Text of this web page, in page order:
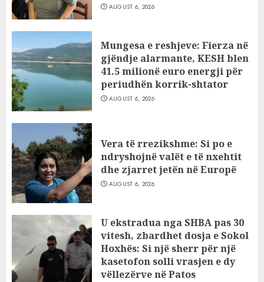
AUGUST 6, 2026
Mungesa e reshjeve: Fierza në
gjëndje alarmante, KESH blen
41.5 milionë euro energji për
periudhën korrik-shtator
AUGUST 6, 2026
Vera të rrezikshme: Si po e
ndryshojnë valët e të nxehtit
dhe zjarret jetën në Europë
AUGUST 6, 2026
U ekstradua nga SHBA pas 30
vitesh, zbardhet dosja e Sokol
Hoxhës: Si një sherr për një
kasetofon solli vrasjen e dy
vëllezërve në Patos